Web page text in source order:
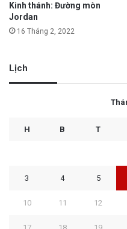
Kinh thánh: Đường mòn
Jordan
16 Tháng 2, 2022
Lịch
H B T
3 4 5
10 11 12